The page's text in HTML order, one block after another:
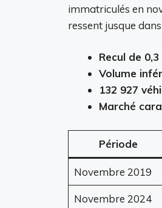
immatriculés en
ressent jusque
Recul de
Volume
132 927
Marché
Période
Novembre 2019
Novembre 2024